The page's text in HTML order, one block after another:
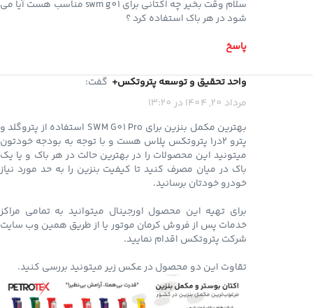
سلام وقت بخیر چه اکتانی برای swm g01 مناسب هست آیا می
شود در هر باک استفاده کرد ؟
پاسخ
واحد تحقیق و توسعه پتروتکس+ گفت:
مرداد 20, 1404 در 13:20
بهترین مکمل بنزین برای SWM G01 Pro استفاده از پتروگلد و
پترو 2در1 پتروتکس پلاس هست و با توجه به بودجه خودتون
میتونید این محصولات را در بهترین حالت در هر باک و یا یک
باک در میان مصرف کنید تا کیفیت بنزین را به حد مورد نیاز
خودرو خودتان برسانید.
برای تهیه این محصول اورجینال میتوانید به تمامی مراکز
خدمات پس از فروش کرمان موتور یا از طریق همین وب سایت
شرکت پتروتکس اقدام نمایید.
تقاوت این دو محصول در عکس زیر میتونید بررسی کنید.